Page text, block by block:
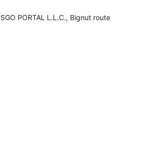
PORTAL L.L.C., Bignut route